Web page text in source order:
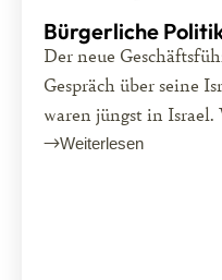
Bürgerliche
Der neue
Gespräch über seine
waren jüngst in Israel.
Weiterlesen